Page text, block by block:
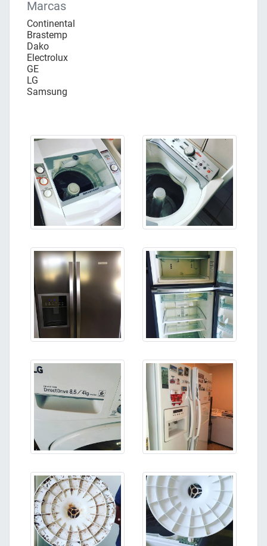
Marcas
Continental
Brastemp
Dako
Electrolux
GE
LG
Samsung